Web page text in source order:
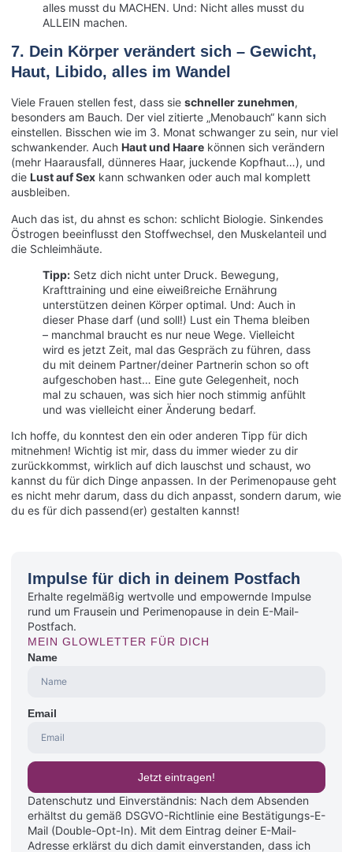
alles musst du MACHEN. Und: Nicht alles musst du
ALLEIN machen.
7. Dein Körper verändert sich – Gewicht,
Haut, Libido, alles im Wandel
Viele Frauen stellen fest, dass sie schneller zunehmen,
besonders am Bauch. Der viel zitierte „Menobauch“ kann sich
einstellen. Bisschen wie im 3. Monat schwanger zu sein, nur viel
schwankender. Auch Haut und Haare können sich verändern
(mehr Haarausfall, dünneres Haar, juckende Kopfhaut…), und
die Lust auf Sex kann schwanken oder auch mal komplett
ausbleiben.
Auch das ist, du ahnst es schon: schlicht Biologie. Sinkendes
Östrogen beeinflusst den Stoffwechsel, den Muskelanteil und
die Schleimhäute.
Tipp: Setz dich nicht unter Druck. Bewegung,
Krafttraining und eine eiweißreiche Ernährung
unterstützen deinen Körper optimal. Und: Auch in
dieser Phase darf (und soll!) Lust ein Thema bleiben
– manchmal braucht es nur neue Wege. Vielleicht
wird es jetzt Zeit, mal das Gespräch zu führen, dass
du mit deinem Partner/deiner Partnerin schon so oft
aufgeschoben hast… Eine gute Gelegenheit, noch
mal zu schauen, was sich hier noch stimmig anfühlt
und was vielleicht einer Änderung bedarf.
Ich hoffe, du konntest den ein oder anderen Tipp für dich
mitnehmen! Wichtig ist mir, dass du immer wieder zu dir
zurückkommst, wirklich auf dich lauschst und schaust, wo
kannst du für dich Dinge anpassen. In der Perimenopause geht
es nicht mehr darum, dass du dich anpasst, sondern darum, wie
du es für dich passend(er) gestalten kannst!
Impulse für dich in deinem Postfach
Erhalte regelmäßig wertvolle und empowernde Impulse
rund um Frausein und Perimenopause in dein E-Mail-
Postfach.
MEIN GLOWLETTER FÜR DICH
Name
Email
Jetzt eintragen!
Datenschutz und Einverständnis: Nach dem Absenden
erhältst du gemäß DSGVO-Richtlinie eine Bestätigungs-E-
Mail (Double-Opt-In). Mit dem Eintrag deiner E-Mail-
Adresse erklärst du dich damit einverstanden, dass ich